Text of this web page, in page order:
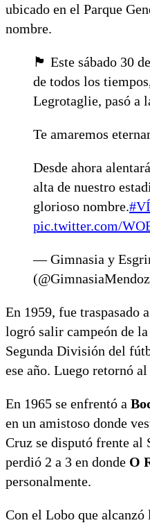
ubicado en el Parque
nombre.
🏴 Este sábado 30
de todos los
Legrotaglie, pasó a
Te amaremos
Desde ahora
alta de nuestro
glorioso nombre.
pic.twitter.com/
— Gimnasia y
En 1959, fue traspasado a
logró salir campeón de
Segunda División del
ese año. Luego retornó
En 1965 se enfrentó a
en un amistoso donde
Cruz se disputó frente al
perdió 2 a 3 en donde O
personalmente.
Con el Lobo que alcanzó